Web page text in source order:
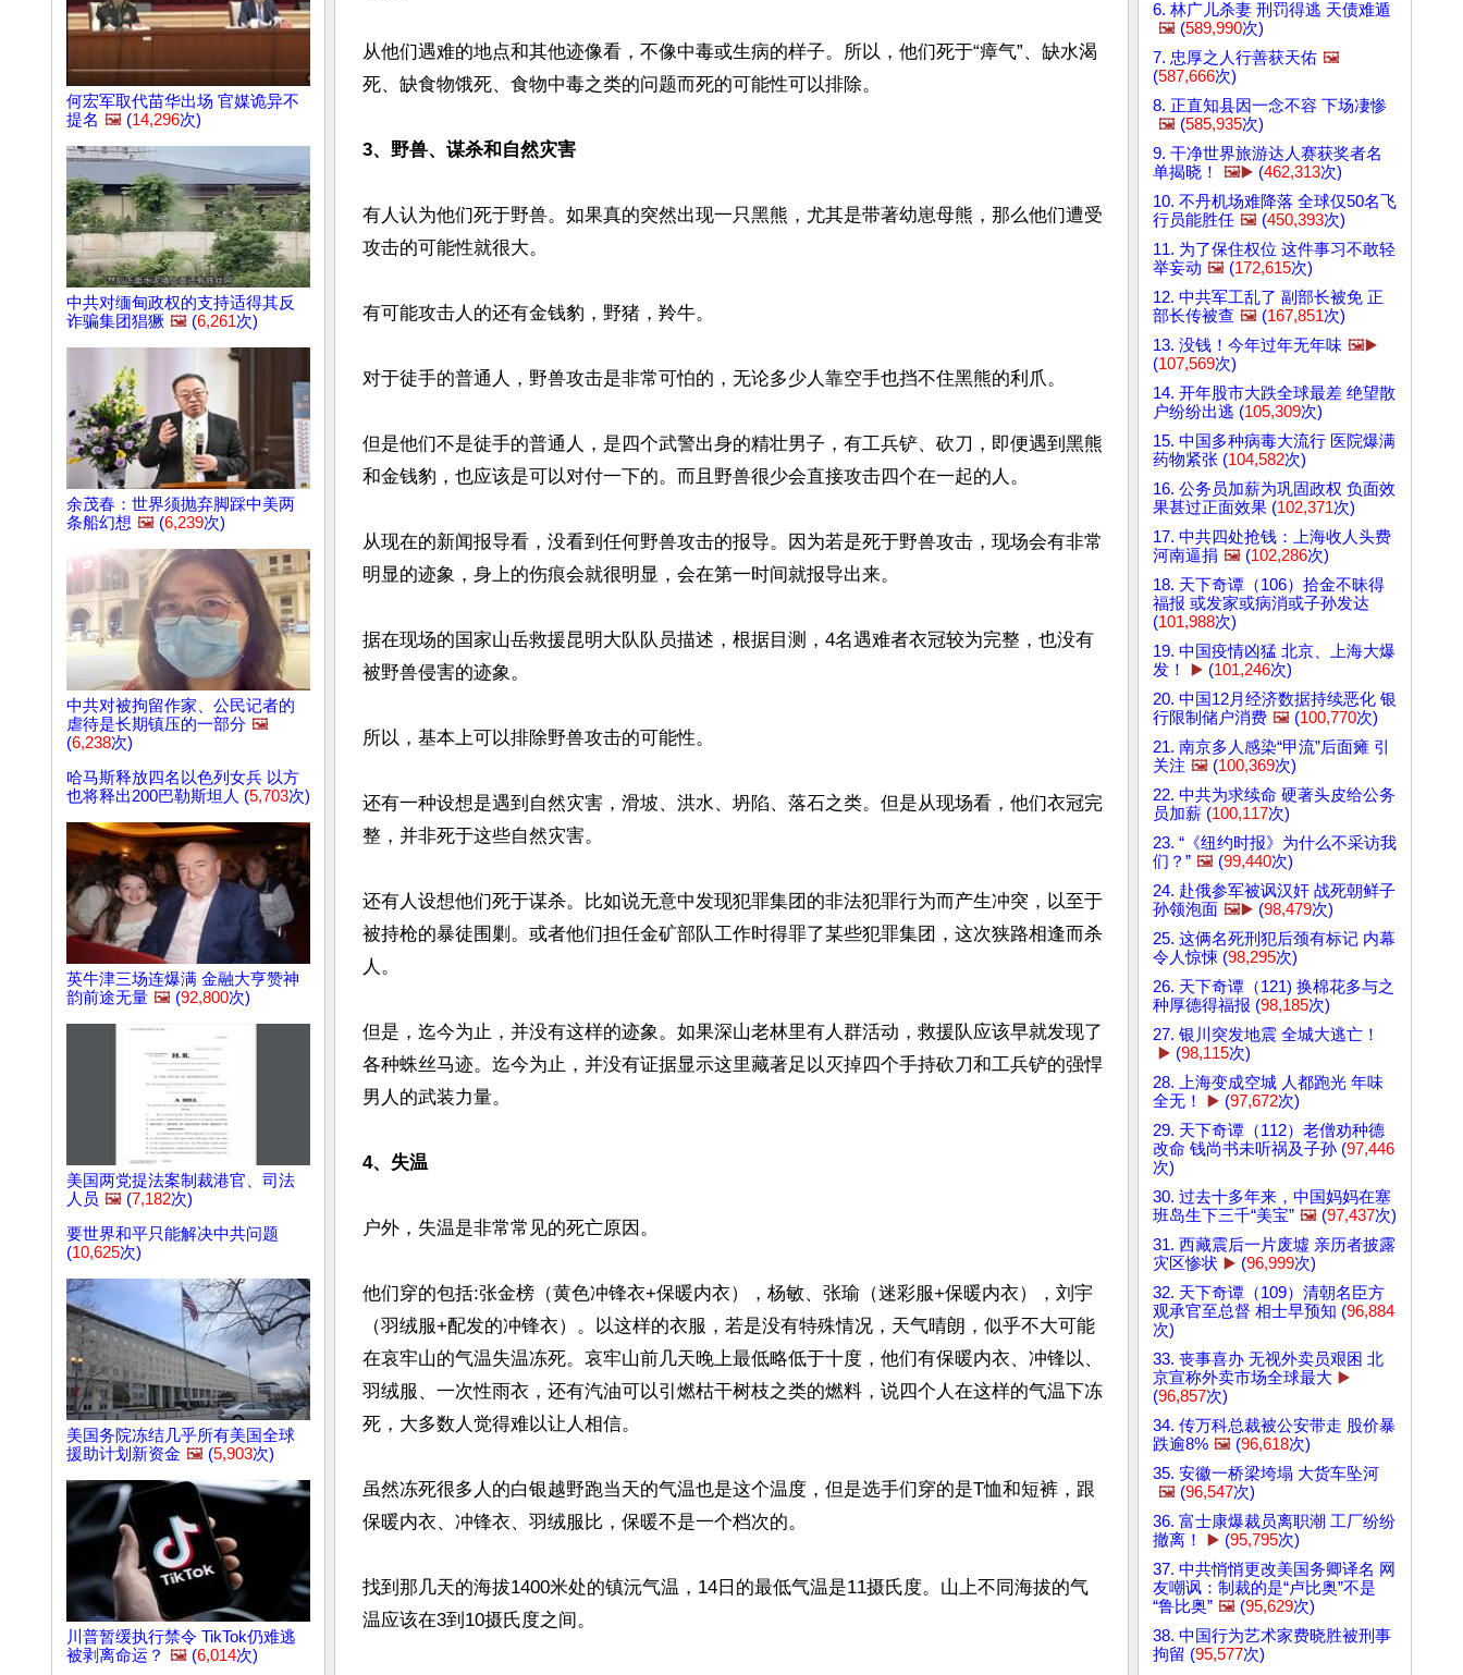
何宏军取代苗华出场 官媒诡异不
提名 🖼️ (14,296次)
中共对缅甸政权的支持适得其反
诈骗集团猖獗 🖼️ (6,261次)
余茂春：世界须抛弃脚踩中美两
条船幻想 🖼️ (6,239次)
中共对被拘留作家、公民记者的
虐待是长期镇压的一部分 🖼️
(6,238次)
哈马斯释放四名以色列女兵 以方
也将释出200巴勒斯坦人 (5,703次)
英牛津三场连爆满 金融大亨赞神
韵前途无量 🖼️ (92,800次)
美国两党提法案制裁港官、司法
人员 🖼️ (7,182次)
要世界和平只能解决中共问题
(10,625次)
美国务院冻结几乎所有美国全球
援助计划新资金 🖼️ (5,903次)
川普暂缓执行禁令 TikTok仍难逃
被剥离命运？ 🖼️ (6,014次)
从他们遇难的地点和其他迹像看，不像中毒或生病的样子。所以，他们死于“瘴气”、缺水渴
死、缺食物饿死、食物中毒之类的问题而死的可能性可以排除。
3、野兽、谋杀和自然灾害
有人认为他们死于野兽。如果真的突然出现一只黑熊，尤其是带著幼崽母熊，那么他们遭受
攻击的可能性就很大。
有可能攻击人的还有金钱豹，野猪，羚牛。
对于徒手的普通人，野兽攻击是非常可怕的，无论多少人靠空手也挡不住黑熊的利爪。
但是他们不是徒手的普通人，是四个武警出身的精壮男子，有工兵铲、砍刀，即便遇到黑熊
和金钱豹，也应该是可以对付一下的。而且野兽很少会直接攻击四个在一起的人。
从现在的新闻报导看，没看到任何野兽攻击的报导。因为若是死于野兽攻击，现场会有非常
明显的迹象，身上的伤痕会就很明显，会在第一时间就报导出来。
据在现场的国家山岳救援昆明大队队员描述，根据目测，4名遇难者衣冠较为完整，也没有
被野兽侵害的迹象。
所以，基本上可以排除野兽攻击的可能性。
还有一种设想是遇到自然灾害，滑坡、洪水、坍陷、落石之类。但是从现场看，他们衣冠完
整，并非死于这些自然灾害。
还有人设想他们死于谋杀。比如说无意中发现犯罪集团的非法犯罪行为而产生冲突，以至于
被持枪的暴徒围剿。或者他们担任金矿部队工作时得罪了某些犯罪集团，这次狭路相逢而杀
人。
但是，迄今为止，并没有这样的迹象。如果深山老林里有人群活动，救援队应该早就发现了
各种蛛丝马迹。迄今为止，并没有证据显示这里藏著足以灭掉四个手持砍刀和工兵铲的强悍
男人的武装力量。
4、失温
户外，失温是非常常见的死亡原因。
他们穿的包括:张金榜（黄色冲锋衣+保暖内衣），杨敏、张瑜（迷彩服+保暖内衣），刘宇
（羽绒服+配发的冲锋衣）。以这样的衣服，若是没有特殊情况，天气晴朗，似乎不大可能
在哀牢山的气温失温冻死。哀牢山前几天晚上最低略低于十度，他们有保暖内衣、冲锋以、
羽绒服、一次性雨衣，还有汽油可以引燃枯干树枝之类的燃料，说四个人在这样的气温下冻
死，大多数人觉得难以让人相信。
虽然冻死很多人的白银越野跑当天的气温也是这个温度，但是选手们穿的是T恤和短裤，跟
保暖内衣、冲锋衣、羽绒服比，保暖不是一个档次的。
找到那几天的海拔1400米处的镇沅气温，14日的最低气温是11摄氏度。山上不同海拔的气
温应该在3到10摄氏度之间。
6. 林广儿杀妻 刑罚得逃 天债难遁
🖼️ (589,990次)
7. 忠厚之人行善获天佑 🖼️
(587,666次)
8. 正直知县因一念不容 下场凄惨
🖼️ (585,935次)
9. 干净世界旅游达人赛获奖者名
单揭晓！
🖼️▶️ (462,313次)
10. 不丹机场难降落 全球仅50名飞
行员能胜任 🖼️ (450,393次)
11. 为了保住权位 这件事习不敢轻
举妄动 🖼️ (172,615次)
12. 中共军工乱了 副部长被免 正
部长传被查 🖼️ (167,851次)
13. 没钱！今年过年无年味 🖼️▶️
(107,569次)
14. 开年股市大跌全球最差 绝望散
户纷纷出逃 (105,309次)
15. 中国多种病毒大流行 医院爆满
药物紧张 (104,582次)
16. 公务员加薪为巩固政权 负面效
果甚过正面效果 (102,371次)
17. 中共四处抢钱：上海收人头费
河南逼捐 🖼️ (102,286次)
18. 天下奇谭（106）拾金不昧得
福报 或发家或病消或子孙发达
(101,988次)
19. 中国疫情凶猛 北京、上海大爆
发！
▶️ (101,246次)
20. 中国12月经济数据持续恶化 银
行限制储户消费 🖼️ (100,770次)
21. 南京多人感染“甲流”后面瘫 引
关注 🖼️ (100,369次)
22. 中共为求续命 硬著头皮给公务
员加薪 (100,117次)
23. “《纽约时报》为什么不采访我
们？” 🖼️ (99,440次)
24. 赴俄参军被讽汉奸 战死朝鲜子
孙领泡面 🖼️▶️ (98,479次)
25. 这俩名死刑犯后颈有标记 内幕
令人惊悚 (98,295次)
26. 天下奇谭（121) 换棉花多与之
种厚德得福报 (98,185次)
27. 银川突发地震 全城大逃亡！
▶️ (98,115次)
28. 上海变成空城 人都跑光 年味
全无！
▶️ (97,672次)
29. 天下奇谭（112）老僧劝种德
改命 钱尚书未听祸及子孙 (97,446
次)
30. 过去十多年来，中国妈妈在塞
班岛生下三千“美宝” 🖼️ (97,437次)
31. 西藏震后一片废墟 亲历者披露
灾区惨状 ▶️ (96,999次)
32. 天下奇谭（109）清朝名臣方
观承官至总督 相士早预知 (96,884
次)
33. 丧事喜办 无视外卖员艰困 北
京宣称外卖市场全球最大 ▶️
(96,857次)
34. 传万科总裁被公安带走 股价暴
跌逾8% 🖼️ (96,618次)
35. 安徽一桥梁垮塌 大货车坠河
🖼️ (96,547次)
36. 富士康爆裁员离职潮 工厂纷纷
撤离！
▶️ (95,795次)
37. 中共悄悄更改美国务卿译名 网
友嘲讽：制裁的是“卢比奥”不是
“鲁比奥” 🖼️ (95,629次)
38. 中国行为艺术家费晓胜被刑事
拘留 (95,577次)